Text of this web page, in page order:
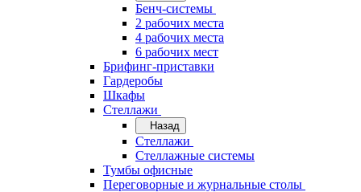
Бенч-системы
2 рабочих места
4 рабочих места
6 рабочих мест
Брифинг-приставки
Гардеробы
Шкафы
Стеллажи
Назад
Стеллажи
Стеллажные системы
Тумбы офисные
Переговорные и журнальные столы